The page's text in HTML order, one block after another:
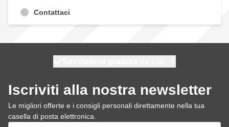
Contattaci
Iscriviti alla nostra newsletter
Le migliori offerte e i consigli personali direttamente nella tua
casella di posta elettronica.